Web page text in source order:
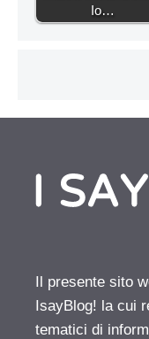
Io…
Il presente sito
IsayBlog! la cui
tematici di